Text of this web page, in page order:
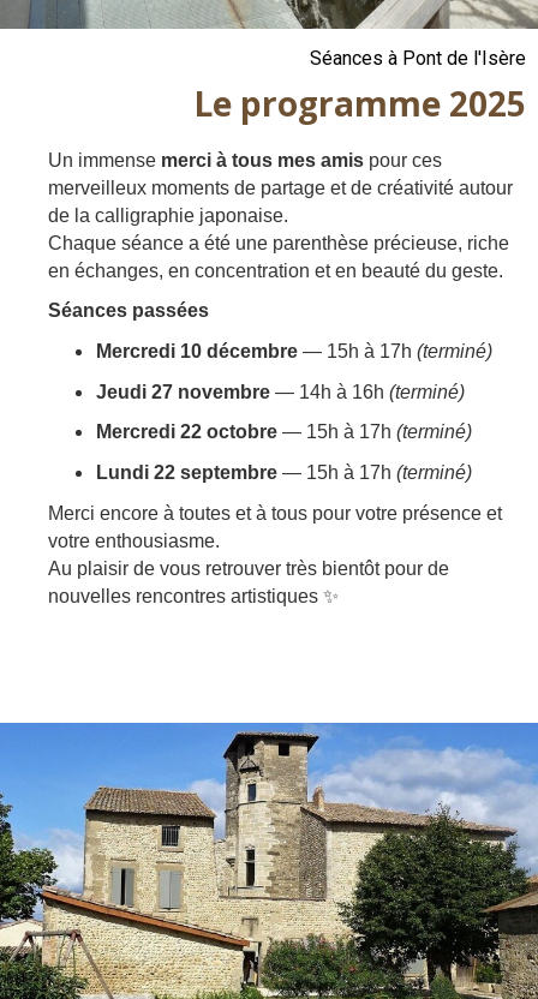
Séances à Pont de l'Isère
Le programme 2025
Un immense merci à tous mes amis pour ces
merveilleux moments de partage et de créativité autour
de la calligraphie japonaise.
Chaque séance a été une parenthèse précieuse, riche
en échanges, en concentration et en beauté du geste.
Séances passées
Mercredi 10 décembre — 15h à 17h (terminé)
Jeudi 27 novembre — 14h à 16h (terminé)
Mercredi 22 octobre — 15h à 17h (terminé)
Lundi 22 septembre — 15h à 17h (terminé)
Merci encore à toutes et à tous pour votre présence et
votre enthousiasme.
Au plaisir de vous retrouver très bientôt pour de
nouvelles rencontres artistiques ✨